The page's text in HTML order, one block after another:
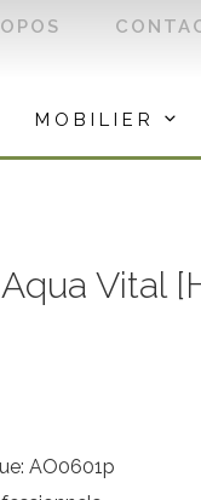
MOBILIER
Vital
AO0601p